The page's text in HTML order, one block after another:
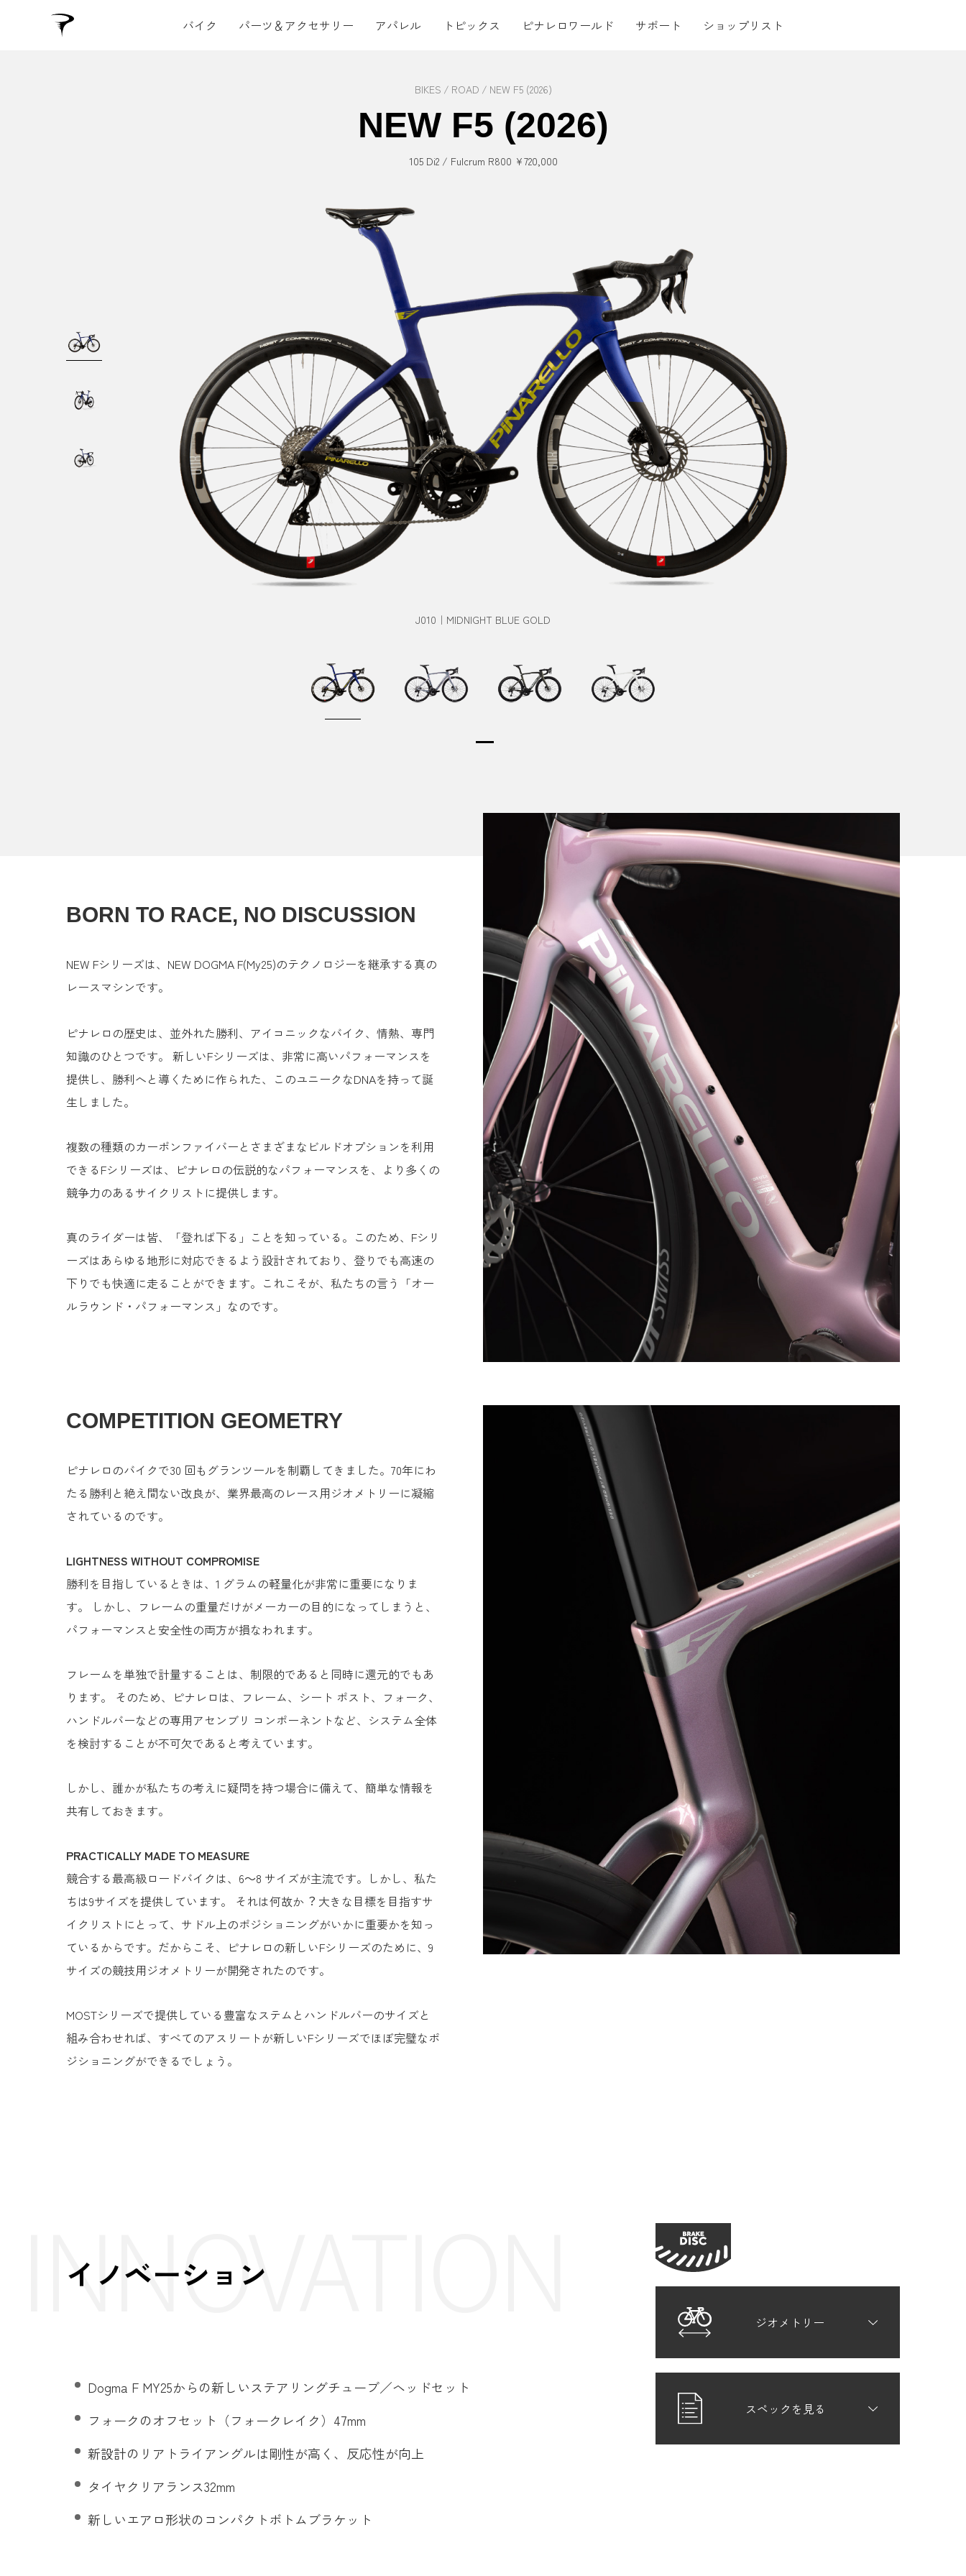
バイク パーツ＆アクセサリー アパレル トピックス ピナレロワールド サポート ショップリスト
BIKES ROAD NEW F5 (2026)
NEW F5 (2026)
105 Di2 / Fulcrum R800 ¥720,000
J010｜MIDNIGHT BLUE GOLD
BORN TO RACE, NO DISCUSSION
NEW Fシリーズは、NEW DOGMA F(My25)のテクノロジーを継承する真の
レースマシンです。
ピナレロの歴史は、並外れた勝利、アイコニックなバイク、情熱、専門
知識のひとつです。 新しいFシリーズは、非常に高いパフォーマンスを
提供し、勝利へと導くために作られた、このユニークなDNAを持って誕
生しました。
複数の種類のカーボンファイバーとさまざまなビルドオプションを利用
できるFシリーズは、ピナレロの伝説的なパフォーマンスを、より多くの
競争力のあるサイクリストに提供します。
真のライダーは皆、「登れば下る」ことを知っている。このため、Fシリ
ーズはあらゆる地形に対応できるよう設計されており、登りでも高速の
下りでも快適に走ることができます。これこそが、私たちの言う「オー
ルラウンド・パフォーマンス」なのです。
COMPETITION GEOMETRY
ピナレロのバイクで30 回もグランツールを制覇してきました。70年にわ
たる勝利と絶え間ない改良が、業界最高のレース用ジオメトリーに凝縮
されているのです。
LIGHTNESS WITHOUT COMPROMISE
勝利を目指しているときは、1 グラムの軽量化が非常に重要になりま
す。 しかし、フレームの重量だけがメーカーの目的になってしまうと、
パフォーマンスと安全性の両方が損なわれます。
フレームを単独で計量することは、制限的であると同時に還元的でもあ
ります。 そのため、ピナレロは、フレーム、シート ポスト、フォーク、
ハンドルバーなどの専用アセンブリ コンポーネントなど、システム全体
を検討することが不可欠であると考えています。
しかし、誰かが私たちの考えに疑問を持つ場合に備えて、簡単な情報を
共有しておきます。
PRACTICALLY MADE TO MEASURE
競合する最高級ロードバイクは、6～8 サイズが主流です。しかし、私た
ちは9サイズを提供しています。 それは何故か︖ 大きな目標を目指すサ
イクリストにとって、サドル上のポジショニングがいかに重要かを知っ
ているからです。だからこそ、ピナレロの新しいFシリーズのために、9
サイズの競技用ジオメトリーが開発されたのです。
MOSTシリーズで提供している豊富なステムとハンドルバーのサイズと
組み合わせれば、すべてのアスリートが新しいFシリーズでほぼ完璧なポ
ジショニングができるでしょう。
イノベーション
INNOVATION
Dogma F MY25からの新しいステアリングチューブ／ヘッドセット
フォークのオフセット（フォークレイク）47mm
新設計のリアトライアングルは剛性が高く、反応性が向上
タイヤクリアランス32mm
新しいエアロ形状のコンパクトボトムブラケット
ジオメトリー
スペックを見る